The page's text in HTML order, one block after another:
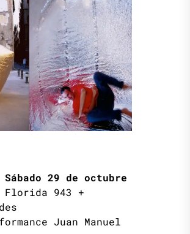
Sábado 29 de octubre
Florida 943 +
Juan Manuel